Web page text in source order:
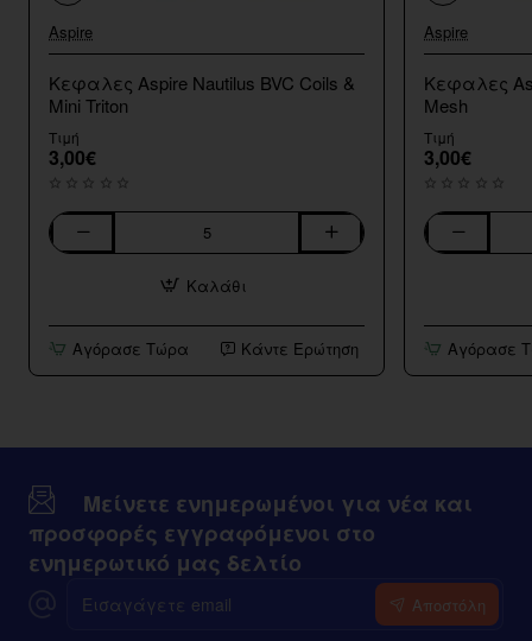
Aspire
Κεφαλες Aspire Nautilus BVC Coils &
Mini Triton
Τιμή
3,00€
Κεφαλες
Coils
&
Mini
Καλάθι
Αγόρασε Τώρα Κάντε Ερώτηση
Aspire
Κεφαλες
Mesh
Τιμή
3,00€
Κεφαλες
0.7ohm
MeshΑγόρασε
Μείνετε ενημερωμένοι για νέα και
προσφορές εγγραφόμενοι στο
ενημερωτικό μας δελτίο
email
Αποστόλη